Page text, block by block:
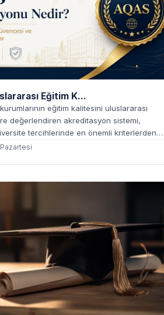
Eğitim K...
eğitim kalitesini uluslararası
değerlendiren akreditasyon sistemi,
tercihlerinde en önemli kriterlerden
Akreditasyon; bir üniversitenin ya da
Pazartesi